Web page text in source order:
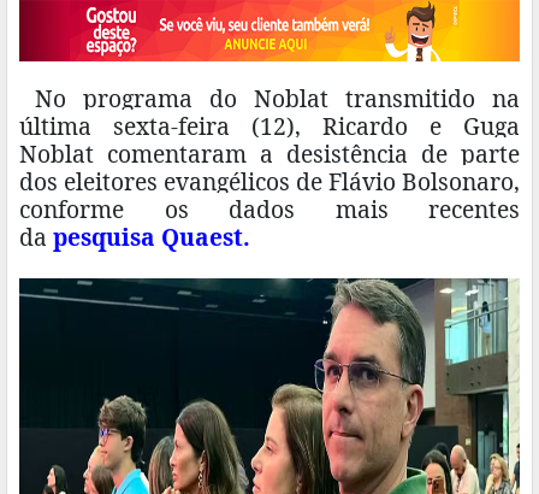
No programa do Noblat transmitido na
última sexta-feira (12), Ricardo e Guga
Noblat comentaram a desistência de parte
dos eleitores evangélicos de Flávio Bolsonaro,
conforme os dados mais recentes
da pesquisa Quaest.